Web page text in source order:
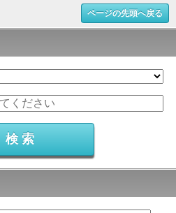
ページの先頭へ戻る